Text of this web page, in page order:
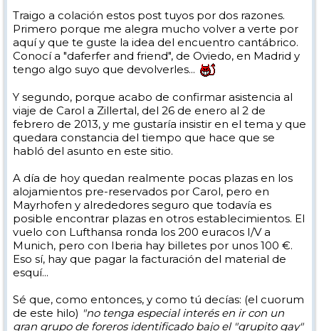
Traigo a colación estos post tuyos por dos razones.
Primero porque me alegra mucho volver a verte por
aquí y que te guste la idea del encuentro cantábrico.
Conocí a "daferfer and friend", de Oviedo, en Madrid y
tengo algo suyo que devolverles...
Y segundo, porque acabo de confirmar asistencia al
viaje de Carol a Zillertal, del 26 de enero al 2 de
febrero de 2013, y me gustaría insistir en el tema y que
quedara constancia del tiempo que hace que se
habló del asunto en este sitio.
A día de hoy quedan realmente pocas plazas en los
alojamientos pre-reservados por Carol, pero en
Mayrhofen y alrededores seguro que todavía es
posible encontrar plazas en otros establecimientos. El
vuelo con Lufthansa ronda los 200 euracos I/V a
Munich, pero con Iberia hay billetes por unos 100 €.
Eso sí, hay que pagar la facturación del material de
esquí...
Sé que, como entonces, y como tú decías: (el cuorum
de este hilo) "no tenga especial interés en ir con un
gran grupo de foreros identificado bajo el "grupito gay"